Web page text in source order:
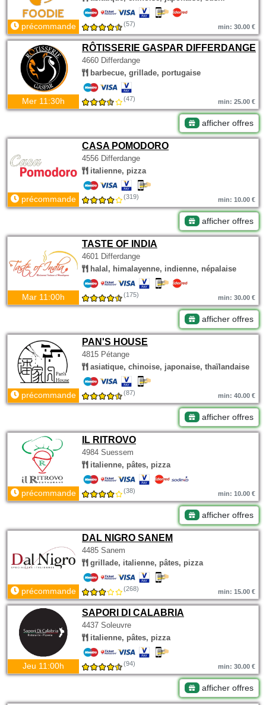
précommande (57) min: 30.00 €
RÔTISSERIE GASPAR DIFFERDANGE
4660 Differdange
barbecue, grillade, portugaise
Mer 11:30h (47) min: 25.00 €
afficher offres
CASA POMODORO
4556 Differdange
italienne, pizza
précommande (319) min: 10.00 €
afficher offres
TASTE OF INDIA
4601 Differdange
halal, himalayenne, indienne, népalaise
Mar 11:00h (175) min: 30.00 €
afficher offres
PAN'S HOUSE
4815 Pétange
asiatique, chinoise, japonaise, thaïlandaise
précommande (87) min: 40.00 €
afficher offres
IL RITROVO
4984 Suessem
italienne, pâtes, pizza
précommande (38) min: 10.00 €
afficher offres
DAL NIGRO SANEM
4485 Sanem
grillade, italienne, pâtes, pizza
précommande (268) min: 15.00 €
SAPORI DI CALABRIA
4437 Soleuvre
italienne, pâtes, pizza
Jeu 11:00h (94) min: 30.00 €
afficher offres